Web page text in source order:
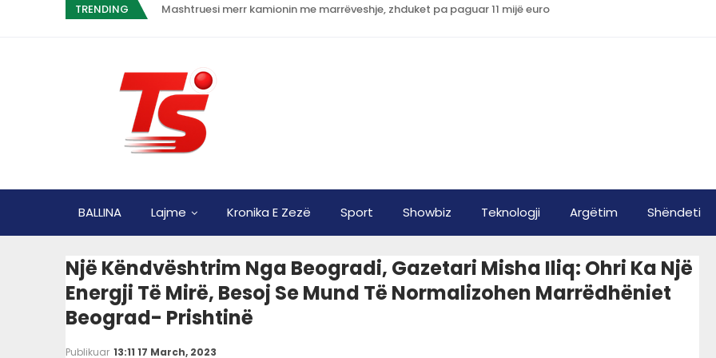
TRENDING Mashtruesi merr kamionin me marrëveshje, zhduket pa paguar 11 mijë euro
BALLINA Lajme Kronika E Zezë Sport Showbiz Teknologji Argëtim Shëndeti
Një Këndvështrim Nga Beogradi, Gazetari Misha Iliq: Ohri Ka Një
Energji Të Mirë, Besoj Se Mund Të Normalizohen Marrëdhëniet
Beograd- Prishtinë
Publikuar 13:11 17 March, 2023